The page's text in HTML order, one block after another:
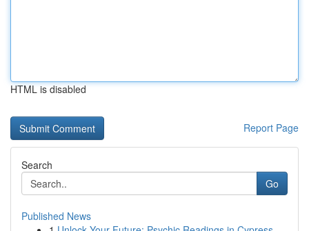
HTML is disabled
Report Page
Search
Go
Published News